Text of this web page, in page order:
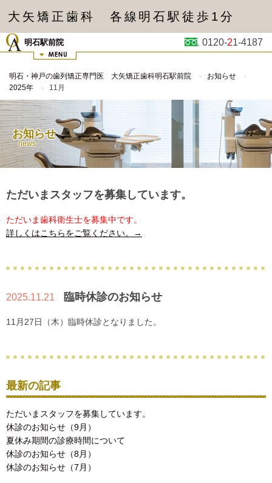
大矢矯正歯科 各線明石駅徒歩1分
明石駅前院 0120-21-4187
明石・神戸の歯列矯正専門医 大矢矯正歯科明石駅前院
お知らせ
2025年
11月
お知らせ
news
ただいまスタッフを募集しています。
ただいま歯科衛生士を募集中です。
詳しくはこちらをご覧ください。→
2025.11.21 臨時休診のお知らせ
11月27日（木）臨時休診となりました。
最新の記事
ただいまスタッフを募集しています。
休診のお知らせ（9月）
夏休み期間の診療時間について
休診のお知らせ（8月）
休診のお知らせ（7月）